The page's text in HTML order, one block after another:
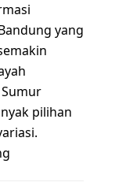
yang
pilihan